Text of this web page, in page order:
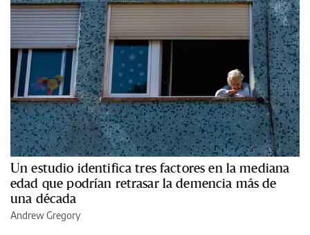
Un estudio identifica tres factores en la mediana
edad que podrían retrasar la demencia más de
una década
Andrew Gregory